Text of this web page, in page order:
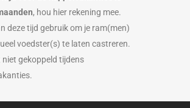
, hou hier rekening mee.
deze tijd gebruik om je ram(men)
voedster(s) te laten castreren.
niet gekoppeld tijdens